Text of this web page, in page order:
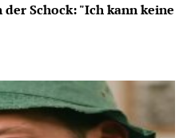
Schock: "Ich kann keine